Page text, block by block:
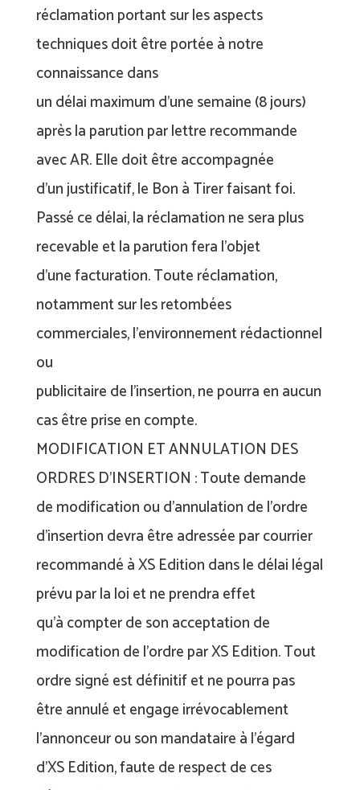
réclamation portant sur les aspects
techniques doit être portée à notre
connaissance dans
un délai maximum d’une semaine (8 jours)
après la parution par lettre recommande
avec AR. Elle doit être accompagnée
d’un justificatif, le Bon à Tirer faisant foi.
Passé ce délai, la réclamation ne sera plus
recevable et la parution fera l’objet
d’une facturation. Toute réclamation,
notamment sur les retombées
commerciales, l’environnement rédactionnel
ou
publicitaire de l’insertion, ne pourra en aucun
cas être prise en compte.
MODIFICATION ET ANNULATION DES
ORDRES D’INSERTION : Toute demande
de modification ou d’annulation de l’ordre
d’insertion devra être adressée par courrier
recommandé à XS Edition dans le délai légal
prévu par la loi et ne prendra effet
qu’à compter de son acceptation de
modification de l’ordre par XS Edition. Tout
ordre signé est définitif et ne pourra pas
être annulé et engage irrévocablement
l’annonceur ou son mandataire à l’égard
d’XS Edition, faute de respect de ces